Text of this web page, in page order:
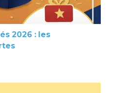
2026 : les